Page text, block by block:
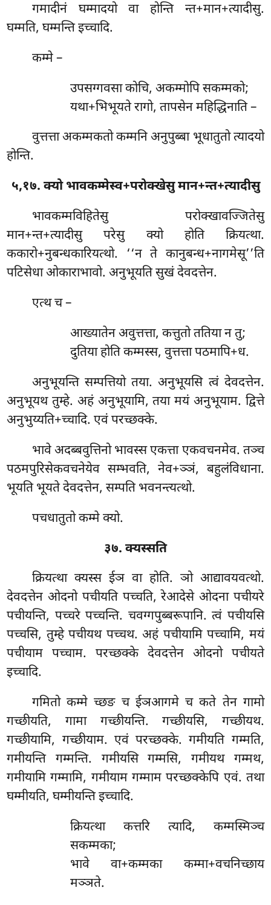
गमादीनं घम्मादयो वा होन्ति न्त+मान+त्यादीसु.
घम्मति, घम्मन्ति इच्चादि.
कम्मे –
उपसग्गवसा कोचि, अकम्मोपि सकम्मको;
यथा+भिभूयते रागो, तापसेन महिद्धिनाति –
वुत्तत्ता अकम्मकतो कम्मनि अनुपुब्बा भूधातुतो त्यादयो
होन्ति.
५,१७. क्योभावकम्मेस्व+परोक्खेसु मान+न्त+त्यादीसु
भावकम्मविहितेसु परोक्खावज्जितेसु
मान+न्त+त्यादीसु परेसु क्यो होति क्रियत्था.
ककारो+नुबन्धकारियत्थो. ‘‘न ते कानुबन्ध+नागमेसू’’ति
पटिसेधा ओकाराभावो. अनुभूयति सुखं देवदत्तेन.
एत्थ च –
आख्यातेन अवुत्तत्ता, कत्तुतो ततिया न तु;
दुतिया होति कम्मस्स, वुत्तत्ता पठमापि+ध.
अनुभूयन्ति सम्पत्तियो तया. अनुभूयसि त्वं देवदत्तेन.
अनुभूयथ तुम्हे. अहं अनुभूयामि, तया मयं अनुभूयाम. द्वित्ते
अनुभुय्यति+च्चादि. एवं परच्छक्के.
भावे अदब्बवुत्तिनो भावस्स एकत्ता एकवचनमेव. तञ्च
पठमपुरिसेकवचनेयेव सम्भवति, नेव+ञ्ञं, बहुलंविधाना.
भूयति भूयते देवदत्तेन, सम्पति भवनन्त्यत्थो.
पचधातुतो कम्मे क्यो.
३७. क्यस्सति
क्रियत्था क्यस्स ईञ वा होति. ञो आद्यावयवत्थो.
देवदत्तेन ओदनो पचीयति पच्चति, रेआदेसे ओदना पचीयरे
पचीयन्ति, पच्चरे पच्चन्ति. चवग्गपुब्बरूपानि. त्वं पचीयसि
पच्चसि, तुम्हे पचीयथ पच्चथ. अहं पचीयामि पच्चामि, मयं
पचीयाम पच्चाम. परच्छक्के देवदत्तेन ओदनो पचीयते
इच्चादि.
गमितोकम्मे च्छङ च ईञआगमे च कते तेन गामो
गच्छीयति, गामा गच्छीयन्ति. गच्छीयसि, गच्छीयथ.
गच्छीयामि, गच्छीयाम. एवं परच्छक्के. गमीयति गम्मति,
गमीयन्ति गम्मन्ति. गमीयसि गम्मसि, गमीयथ गम्मथ,
गमीयामि गम्मामि, गमीयाम गम्माम परच्छक्केपि एवं. तथा
घम्मीयति, घम्मीयन्ति इच्चादि.
क्रियत्था कत्तरि त्यादि, कम्मस्मिञ्च
सकम्मका;
भावे वा+कम्मका कम्मा+वचनिच्छाय
मञ्ञते.